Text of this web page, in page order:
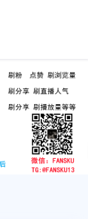
Facebook
TikTok
YouTube